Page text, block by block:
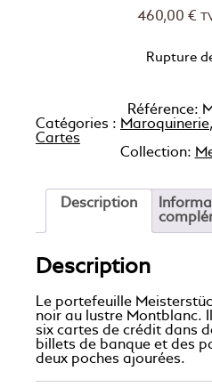
460,00 €
Rupture
Référence:
Catégories : Maroquinerie,
Cartes
Collection:
Description
Description
Le portefeuille
noir au lustre Montblanc.
six cartes de crédit dans
billets de banque et des
deux poches ajourées.